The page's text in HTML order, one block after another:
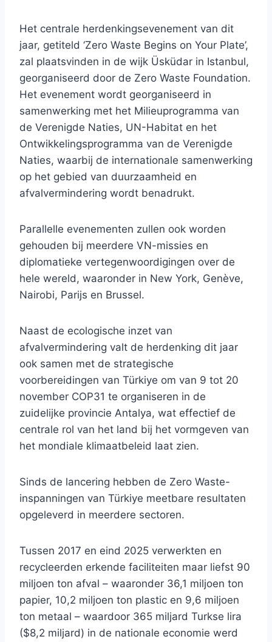
Het centrale herdenkingsevenement van dit
jaar, getiteld ‘Zero Waste Begins on Your Plate’,
zal plaatsvinden in de wijk Üsküdar in Istanbul,
georganiseerd door de Zero Waste Foundation.
Het evenement wordt georganiseerd in
samenwerking met het Milieuprogramma van
de Verenigde Naties, UN-Habitat en het
Ontwikkelingsprogramma van de Verenigde
Naties, waarbij de internationale samenwerking
op het gebied van duurzaamheid en
afvalvermindering wordt benadrukt.
Parallelle evenementen zullen ook worden
gehouden bij meerdere VN-missies en
diplomatieke vertegenwoordigingen over de
hele wereld, waaronder in New York, Genève,
Nairobi, Parijs en Brussel.
Naast de ecologische inzet van
afvalvermindering valt de herdenking dit jaar
ook samen met de strategische
voorbereidingen van Türkiye om van 9 tot 20
november COP31 te organiseren in de
zuidelijke provincie Antalya, wat effectief de
centrale rol van het land bij het vormgeven van
het mondiale klimaatbeleid laat zien.
Sinds de lancering hebben de Zero Waste-
inspanningen van Türkiye meetbare resultaten
opgeleverd in meerdere sectoren.
Tussen 2017 en eind 2025 verwerkten en
recycleerden erkende faciliteiten maar liefst 90
miljoen ton afval – waaronder 36,1 miljoen ton
papier, 10,2 miljoen ton plastic en 9,6 miljoen
ton metaal – waardoor 365 miljard Turkse lira
($8,2 miljard) in de nationale economie werd